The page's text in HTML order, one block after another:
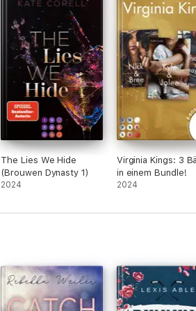
The Lies We Hide
(Brouwen Dynasty 1)
2024
Virginia Kings: 3
in einem Bundle!
2024